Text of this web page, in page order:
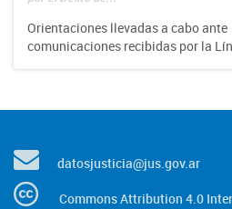
Orientaciones llevadas a cabo ante
comunicaciones recibidas por la
datosjusticia@jus.gov.ar
Commons Attribution 4.0